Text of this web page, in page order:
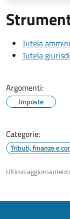
Tutela
Tutela
Argomenti:
Imposte
Categorie:
Tributi, finanze e
Ultimo